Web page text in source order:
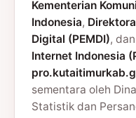
Kementerian
Indonesia,
Digital (PEMDI), dan
Internet Indonesia
sementara oleh
Statistik dan